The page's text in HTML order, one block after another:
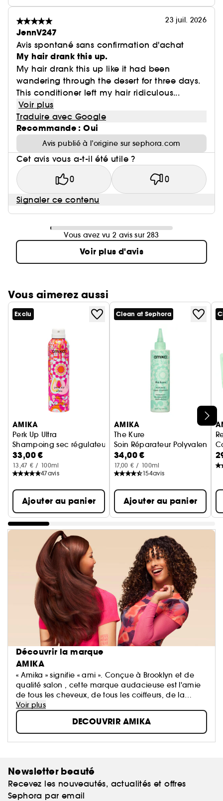
23 juil. 2026
JennV247
Avis spontané sans confirmation d'achat
My hair drank this up.
My hair drank this up like it had been
wandering through the desert for three days.
This conditioner left my hair ridiculous...
Voir plus
Traduire avec Google
Recommande : Oui
Avis publié à l’origine sur sephora.com
Cet avis vous a-t-il été utile ?
0 0
Signaler ce contenu
Vous avez vu 2 avis sur 283
Voir plus d'avis
Vous aimerez aussi
Ignorer le carrousel produits
Exclu
AMIKA
Perk Up Ultra
Shampoing sec régulateur de sébum
33,00 €
13,47 € / 100ml
47avis
Ajouter au panier
Clean at Sephora
AMIKA
The Kure
Soin Réparateur Polyvalent
34,00 €
17,00 € / 100ml
154avis
Ajouter au panier
Découvrir la marque
AMIKA
« Amika » signifie « ami ». Conçue à Brooklyn et de
qualité salon , cette marque audacieuse est l'amie
de tous les cheveux, de tous les coiffeurs, de la
planète et de vous tous. Nos soins sont cliniquement
testés. Chacun de nos produits est formulé à base
de notre parfum enivrant et de notre superfruit :
l'argousier. Connue comme l'une des sources
végétales les plus riches en oméga de la planète,
conçues pour toutes les textures, tous les styles et
toutes les problématiques, tous les types de cheveux
sont les bienvenus !
Voir plus
DECOUVRIR AMIKA
Newsletter beauté
Recevez les nouveautés, actualités et offres
Sephora par email